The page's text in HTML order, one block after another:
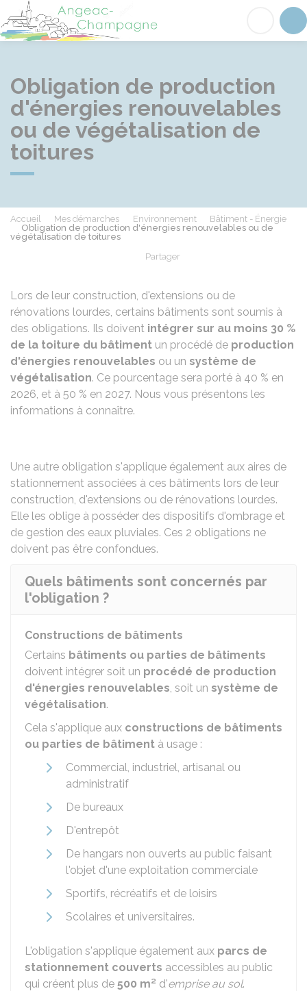
Angeac-Champagne
Obligation de production
d'énergies renouvelables
ou de végétalisation de
toitures
Accueil Mes démarches Environnement
Bâtiment - Énergie
Obligation de production d'énergies renouvelables ou de
végétalisation de toitures
Partager
Lors de leur construction, d'extensions ou de
rénovations lourdes, certains bâtiments sont soumis à
des obligations. Ils doivent intégrer sur au moins 30 %
de la toiture du bâtiment un procédé de production
d'énergies renouvelables ou un système de
végétalisation. Ce pourcentage sera porté à 40 % en
2026, et à 50 % en 2027. Nous vous présentons les
informations à connaître.
Une autre obligation s'applique également aux aires de
stationnement associées à ces bâtiments lors de leur
construction, d'extensions ou de rénovations lourdes.
Elle les oblige à posséder des dispositifs d'ombrage et
de gestion des eaux pluviales. Ces 2 obligations ne
doivent pas être confondues.
Quels bâtiments sont concernés par
l'obligation ?
Constructions de bâtiments
Certains bâtiments ou parties de bâtiments
doivent intégrer soit un procédé de production
d'énergies renouvelables, soit un système de
végétalisation.
Cela s'applique aux constructions de bâtiments
ou parties de bâtiment à usage :
Commercial, industriel, artisanal ou
administratif
De bureaux
D'entrepôt
De hangars non ouverts au public faisant
l'objet d'une exploitation commerciale
Sportifs, récréatifs et de loisirs
Scolaires et universitaires.
L'obligation s'applique également aux parcs de
stationnement couverts accessibles au public
qui créent plus de 500 m² d'emprise au sol.